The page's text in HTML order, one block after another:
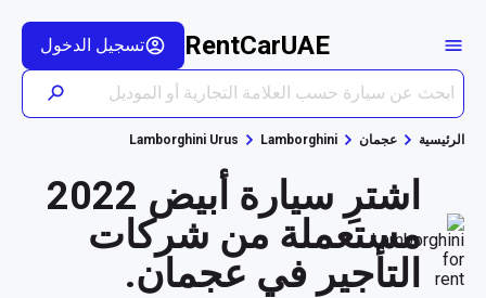
RentCarUAE تسجيل الدخول
الرئيسية عجمان Lamborghini
Lamborghini Urus
اشترِ سيارة أبيض 2022
مستعملة من شركات
التأجير في عجمان.